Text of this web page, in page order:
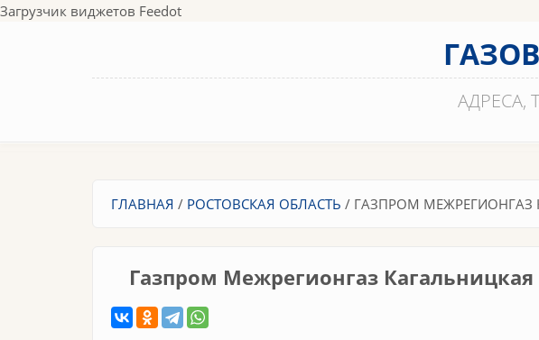
Перейти к основному содержанию
Загрузчик виджетов Feedot
АДРЕСА,
Вы здесь
ГЛАВНАЯ / РОСТОВСКАЯ ОБЛАСТЬ / ГАЗПРОМ МЕЖРЕГИОНГАЗ
Газпром Межрегионгаз Кагальницкая